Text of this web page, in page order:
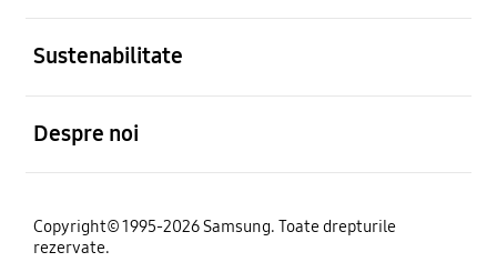
Sustenabilitate
Despre noi
Copyright© 1995-2026 Samsung. Toate drepturile
rezervate.